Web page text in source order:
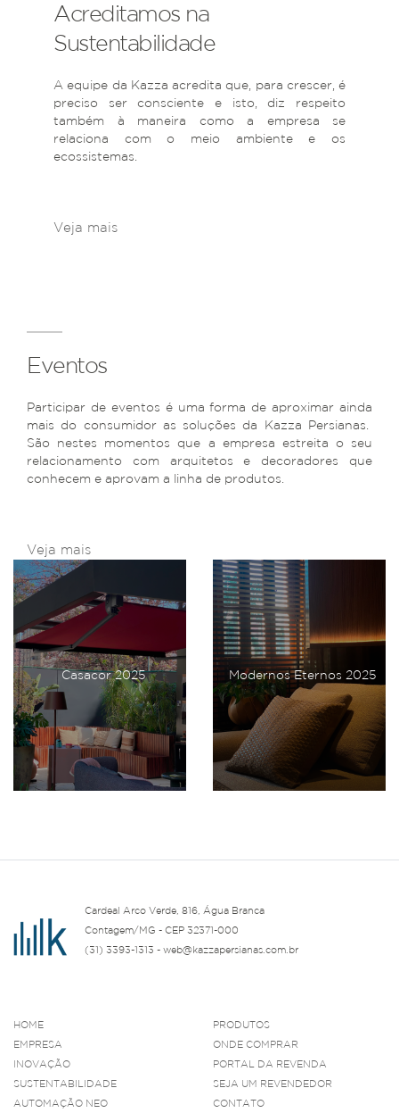
Acreditamos na
Sustentabilidade
A equipe da Kazza acredita que, para crescer, é
preciso ser consciente e isto, diz respeito
também à maneira como a empresa se
relaciona com o meio ambiente e os
ecossistemas.
Veja mais
Eventos
Participar de eventos é uma forma de aproximar ainda
mais do consumidor as soluções da Kazza Persianas.
São nestes momentos que a empresa estreita o seu
relacionamento com arquitetos e decoradores que
conhecem e aprovam a linha de produtos.
Veja mais
Casacor 2025 Modernos Eternos 2025
Cardeal Arco Verde, 816, Água Branca
Contagem/MG - CEP 32371-000
(31) 3393-1313 - web@kazzapersianas.com.br
HOME
EMPRESA
INOVAÇÃO
SUSTENTABILIDADE
AUTOMAÇÃO NEO
PRODUTOS
ONDE COMPRAR
PORTAL DA REVENDA
SEJA UM REVENDEDOR
CONTATO